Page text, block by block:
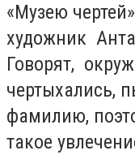
«Музею
художник
Говорят,
чертыхались,
фамилию,
такое